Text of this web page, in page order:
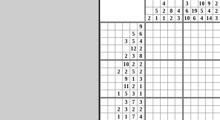
4
3 10 9
2
5
2 8 4 6 19 5 4
2
2
1 1 2 3 10 6 4 14 3
9
5
6
3
5
4
12 2
2
3
8
10 2
2
2
2 5
2
9
1
3
11
2
1
1
5 3
1
3
7
3
2
3 2
2
1
1 7
4